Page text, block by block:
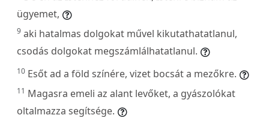
ügyemet,
9 aki hatalmas dolgokat művel kikutathatatlanul,
csodás dolgokat megszámlálhatatlanul.
10 Esőt ad a föld színére, vizet bocsát a mezőkre.
11 Magasra emeli az alant levőket, a gyászolókat
oltalmazza segítsége.